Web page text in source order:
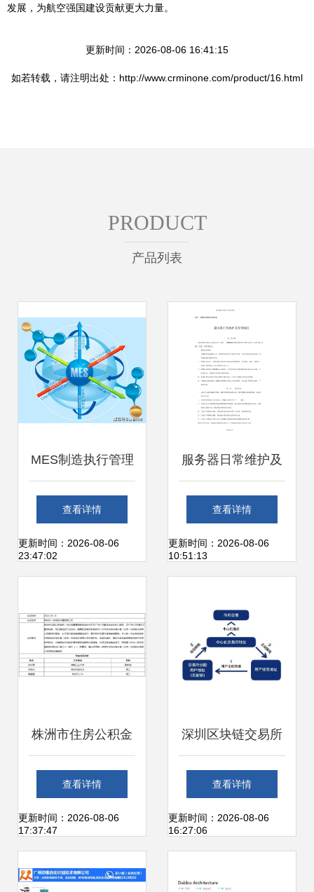
发展，为航空强国建设贡献更大力量。
更新时间：2026-08-06 16:41:15
如若转载，请注明出处：http://www.crminone.com/product/16.html
PRODUCT
产品列表
MES制造执行管理
系统如何赋能工厂
提升数字化管理能
服务
查看详情
更新时间：2026-08-06
23:47:02
服务器日常维护及
管理制度 2013年
信息系统运行维护
查看详情
更新时间：2026-08-06
10:51:13
株洲市住房公积金
管理中心信息管理
系统运维服务单一
查看详情
更新时间：2026-08-06
17:37:47
深圳区块链交易所
系统一站式开发搭
建与运维解决方案
查看详情
更新时间：2026-08-06
16:27:06